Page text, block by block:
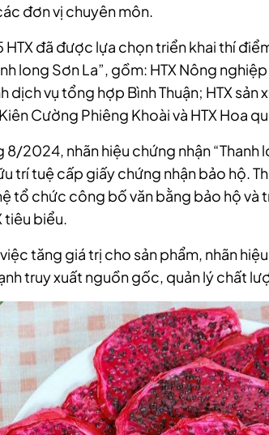
đơn vị chuyên môn.
đã được lựa chọn triển khai thí
long Sơn La”, gồm: HTX Nông
dịch vụ tổng hợp Bình Thuận; HTX sản
Cường Phiêng Khoài và HTX Hoa
8/2024, nhãn hiệu chứng nhận “Thanh
trí tuệ cấp giấy chứng nhận bảo hộ.
tổ chức công bố văn bằng bảo hộ và
tiêu biểu.
tăng giá trị cho sản phẩm, nhãn
truy xuất nguồn gốc, quản lý chất